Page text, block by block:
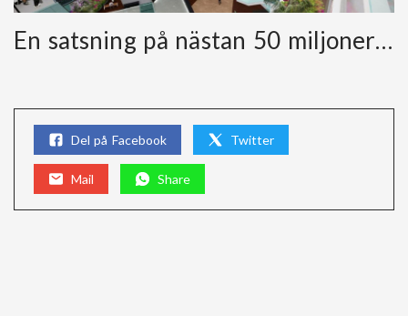
En satsning på nästan 50 miljoner…
Del på Facebook Twitter
Mail Share